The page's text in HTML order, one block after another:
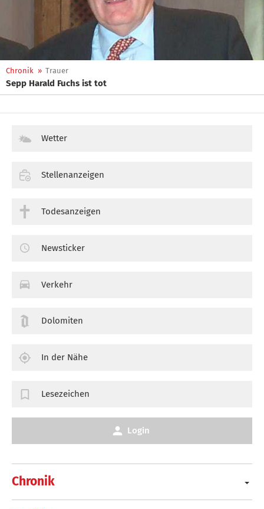
Chronik » Trauer
Sepp Harald Fuchs ist tot
Chronik
Wetter
Stellenanzeigen
Todesanzeigen
Newsticker
Verkehr
Dolomiten
In der Nähe
Lesezeichen
Login